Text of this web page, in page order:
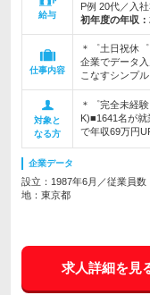
給与
P例 20代／入
初年度の年収：
仕事内容
＊゜土日祝休
企業でデータ
こなすシンプ
対象と
なる方
＊゜完全未経
K)■1641名が
で年収69万円
企業データ
設立：1987年6月／従業員数
地：東京都
求人詳細を見